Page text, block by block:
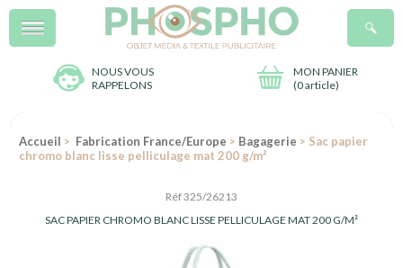
NOUS VOUS
RAPPELONS
MON PANIER
(0 article)
Menu
Accueil > Fabrication France/Europe > Bagagerie > Sac papier
chromo blanc lisse pelliculage mat 200 g/m²
Réf 325/26213
SAC PAPIER CHROMO BLANC LISSE PELLICULAGE MAT 200 G/M²